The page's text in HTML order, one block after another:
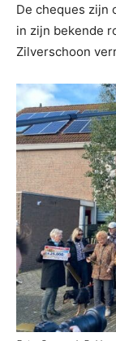
De cheques zijn
in zijn bekende
Zilverschoon